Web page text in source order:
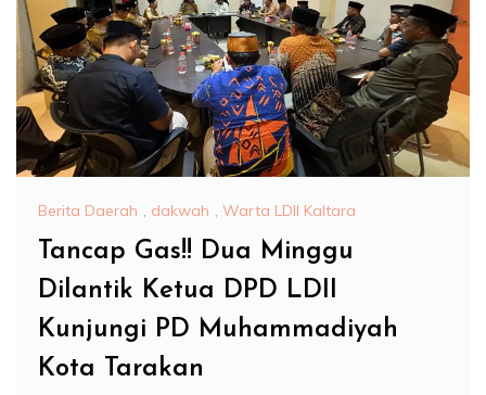
Berita Daerah , dakwah , Warta LDII Kaltara
Tancap Gas!! Dua Minggu
Dilantik Ketua DPD LDII
Kunjungi PD Muhammadiyah
Kota Tarakan